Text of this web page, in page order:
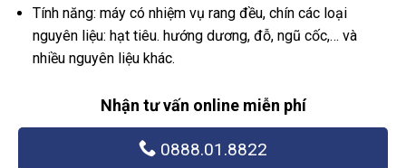
Tính năng: máy có nhiệm vụ rang đều, chín các loại
nguyên liệu: hạt tiêu. hướng dương, đỗ, ngũ cốc,… và
nhiều nguyên liệu khác.
Nhận tư vấn online miễn phí
0888.01.8822